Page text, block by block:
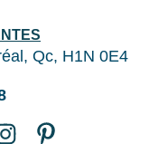
Qc, H1N 0E4